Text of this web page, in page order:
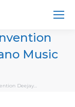
Music
Deejay…